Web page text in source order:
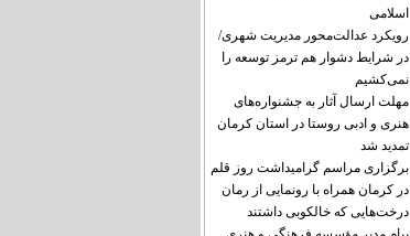
اسلامی
رویکرد عدالت‌محور مدیریت شهری/
در شرایط دشوار هم ترمز توسعه را
نمی‌کشیم
مهلت ارسال آثار به جشنواره‌های
هنری و ادبی روستا در استان کرمان
تمدید شد
برگزاری مراسم گرامیداشت روز قلم
در کرمان همراه با رونمایی از رمان
درخت‌هایی که خالکوبی داشتند